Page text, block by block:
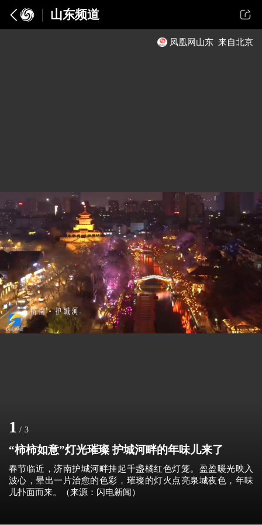
山东频道
凤凰网山东 来自北京
1 / 3
“柿柿如意”灯光璀璨 护城河畔的年味儿来了
春节临近，济南护城河畔挂起千盏橘红色灯笼。盈盈暖光映入
波心，晕出一片治愈的色彩，璀璨的灯火点亮泉城夜色，年味
儿扑面而来。（来源：闪电新闻）